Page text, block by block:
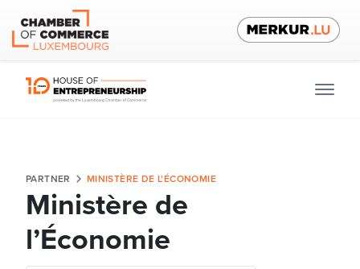
PARTNER MINISTÈRE DE L’ÉCONOMIE
Ministère de
l’Économie